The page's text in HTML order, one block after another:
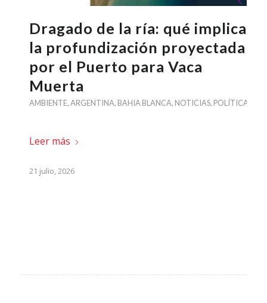
Dragado de la ría: qué implica
la profundización proyectada
por el Puerto para Vaca
Muerta
AMBIENTE,ARGENTINA, BAHIA BLANCA, NOTICIAS, POLÍTICA
Leer más
21 julio, 2026